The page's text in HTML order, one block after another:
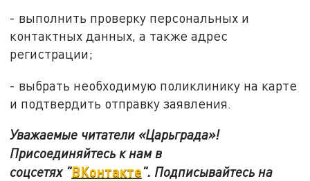
- выполнить проверку персональных и
контактных данных, а также адрес
регистрации;
- выбрать необходимую поликлинику на карте
и подтвердить отправку заявления.
Уважаемые читатели «Царьграда»!
Присоединяйтесь к нам в
соцсетях "ВКонтакте". Подписывайтесь на